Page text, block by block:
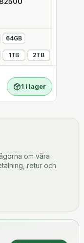
64GB
1TB 2TB
1 i lager
om våra
retur och